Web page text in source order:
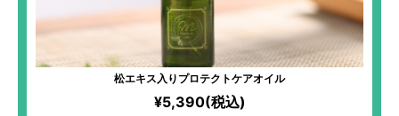
松エキス入りプロテクトケアオイル
¥5,390(税込)